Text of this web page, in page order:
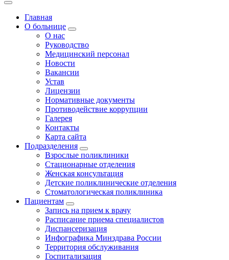
Главная
О больнице
О нас
Руководство
Медицинский персонал
Новости
Вакансии
Устав
Лицензии
Нормативные документы
Противодействие коррупции
Галерея
Контакты
Карта сайта
Подразделения
Взрослые поликлиники
Стационарные отделения
Женская консультация
Детские поликлинические отделения
Стоматологическая поликлиника
Пациентам
Запись на прием к врачу
Расписание приема специалистов
Диспансеризация
Инфографика Минздрава России
Территория обслуживания
Госпитализация